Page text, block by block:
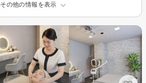
その他の情報を表示